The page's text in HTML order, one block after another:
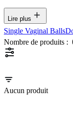
Lire plus
Single Vaginal Balls
Nombre de produits :
Aucun produit